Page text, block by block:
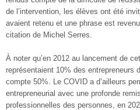
de l’intervention, les élèves ont été
avaient retenu et une phrase est
citation de Michel Serres.
À noter qu’en 2012 au lancement de
représentaient 10% des entrepreneurs
compte 50%. Le COVID a d’ailleurs
entrepreneurial avec une profonde
professionnelles des personnes, en